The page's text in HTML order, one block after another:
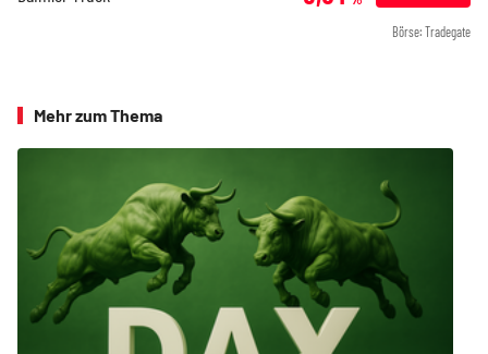
Börse: Tradegate
Mehr zum Thema